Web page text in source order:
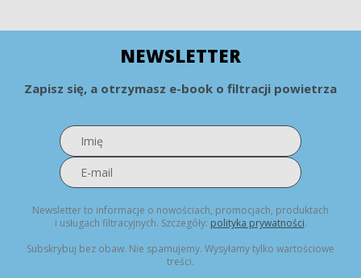
NEWSLETTER
Zapisz się, a otrzymasz e-book o filtracji powietrza
Newsletter to informacje o nowościach, promocjach, produktach
i usługach filtracyjnych. Szczegóły: polityka prywatności.
Subskrybuj bez obaw. Nie spamujemy. Wysyłamy tylko wartościowe
treści.